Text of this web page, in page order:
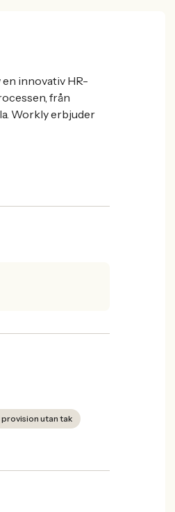
innovativ HR-
från
Workly erbjuder
utan tak